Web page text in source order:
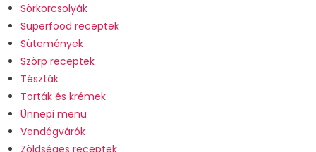
Sörkorcsolyák
Superfood receptek
Sütemények
Szörp receptek
Tészták
Torták és krémek
Ünnepi menü
Vendégvárók
Zöldséges receptek